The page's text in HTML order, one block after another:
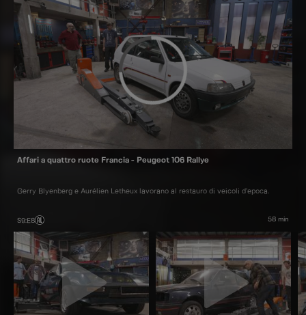
stracciati
Affari a quattro ruote Francia - Peugeot 106 Rallye
Gerry Blyenberg e Aurélien Letheux lavorano al restauro di veicoli d’epoca.
S9: E8 58 min